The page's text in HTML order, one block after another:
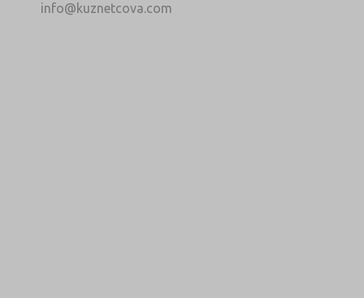
info@kuznetcova.com